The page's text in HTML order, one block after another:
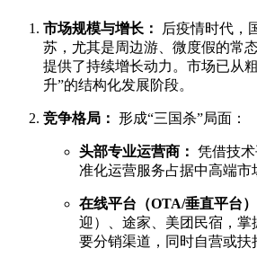
市场规模与增长：
后疫情时代，
苏，尤其是周边游、微度假的常
提供了持续增长动力。市场已从
升”的结构化发展阶段。
竞争格局： 形成“三国杀”局面：
头部专业运营商： 凭借技
准化运营服务占据中高端市
在线平台（OTA/垂直平台）
迎）、途家、美团民宿，掌
要分销渠道，同时自营或扶